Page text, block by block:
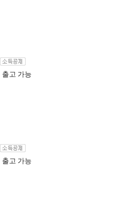
출고 가능
출고 가능